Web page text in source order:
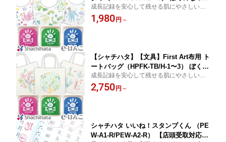
すみ 思い出 成長記録 出産祝 結婚祝 メ
モリアル
成長記録を安心して残せる肌にやさしいイ
ンキでオリジナルグッズを！インキはパッ
チテスト済で肌にやさしく、水洗いや濡れ
1,980円 ～
【シャチハタ】【文具】First Art布用 ト
ートバッグ（HPFK-TB/H-1〜3） ぼくの
なつやすみ 思い出 成長記録 出産祝 結
婚祝 メモリアル
成長記録を安心して残せる肌にやさしいイ
ンキでオリジナルグッズを！インキはパッ
チテスト済で肌にやさしく、水洗いや濡れ
2,750円 ～
シャチハタ いいね！スタンプくん （PE
W-A1-R/PEW-A2-R） 【店頭受取対応商